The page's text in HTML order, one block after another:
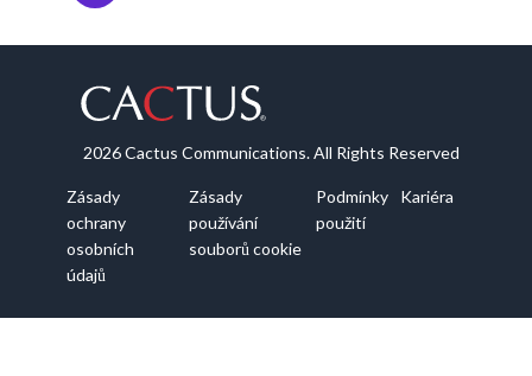
2026 Cactus Communications. All Rights Reserved
Zásady
ochrany
osobních
údajů
Zásady
používání
souborů cookie
Podmínky
použití
Kariéra